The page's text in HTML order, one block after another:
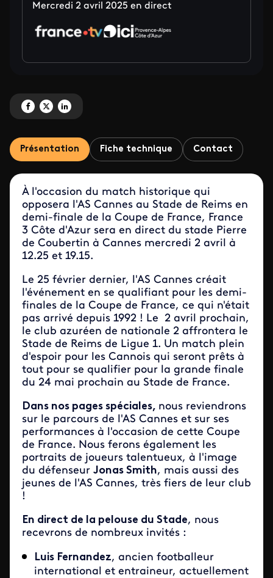
Mercredi 2 avril 2025 en direct
Partagez 'Demi-finale de la Coupe de France : AS Cannes vs Stade de
Partagez 'Demi-finale de la Coupe de France : AS Cannes vs Stade de
Partagez 'Demi-finale de la Coupe de France : AS Cannes vs
Présentation Fiche technique Contact
À l'occasion du match historique qui
opposera l'AS Cannes au Stade de Reims en
demi-finale de la Coupe de France, France
3 Côte d'Azur sera en direct du stade Pierre
de Coubertin à Cannes mercredi 2 avril à
12.25 et 19.15.
Le 25 février dernier, l'AS Cannes créait
l'événement en se qualifiant pour les demi-
finales de la Coupe de France, ce qui n'était
pas arrivé depuis 1992 ! Le 2 avril prochain,
le club azuréen de nationale 2 affrontera le
Stade de Reims de Ligue 1. Un match plein
d'espoir pour les Cannois qui seront prêts à
tout pour se qualifier pour la grande finale
du 24 mai prochain au Stade de France.
Dans nos pages spéciales, nous reviendrons
sur le parcours de l'AS Cannes et sur ses
performances à l'occasion de cette Coupe
de France. Nous ferons également les
portraits de joueurs talentueux, à l'image
du défenseur Jonas Smith, mais aussi des
jeunes de l'AS Cannes, très fiers de leur club
!
En direct de la pelouse du Stade, nous
recevrons de nombreux invités :
Luis Fernandez, ancien footballeur
international et entraineur, actuellement